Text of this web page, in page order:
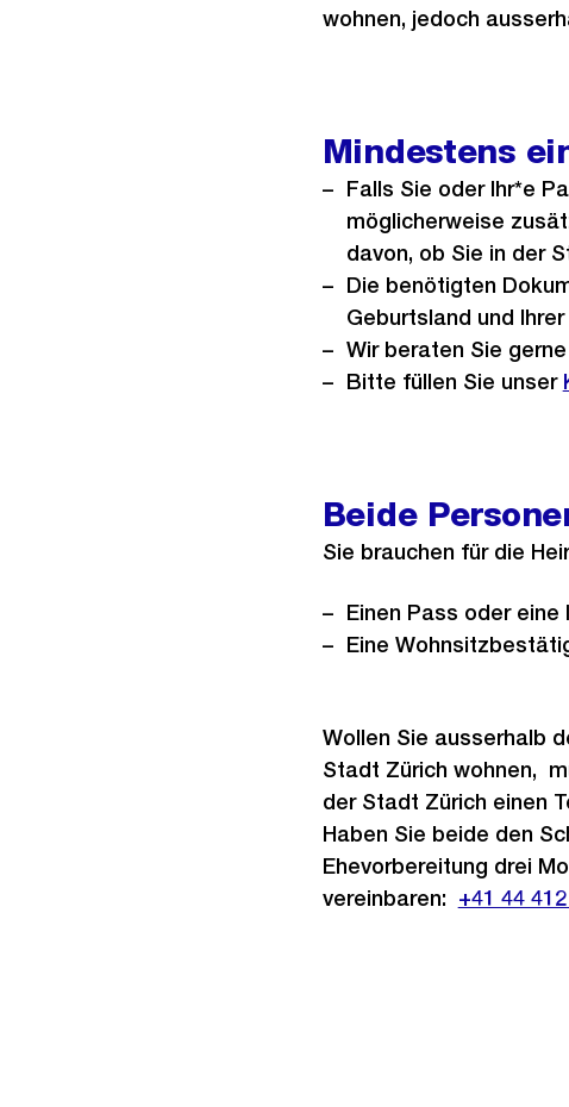
wohnen, jedoch
Mindestens
Falls Sie oder Ihr*e
möglicherweise
davon, ob Sie in der
Die benötigten
Geburtsland und
Wir beraten Sie
Bitte füllen Sie unser
Beide
Sie brauchen für die
Einen Pass oder
Eine
Wollen Sie ausserhalb
Stadt Zürich wohnen,
der Stadt Zürich einen
Haben Sie beide den
Ehevorbereitung drei
vereinbaren: Externer
+41 44